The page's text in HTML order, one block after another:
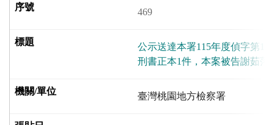
469
公示送達本署115年度偵字第
刑書正本1件，本案被告謝茹萍
臺灣桃園地方檢察署